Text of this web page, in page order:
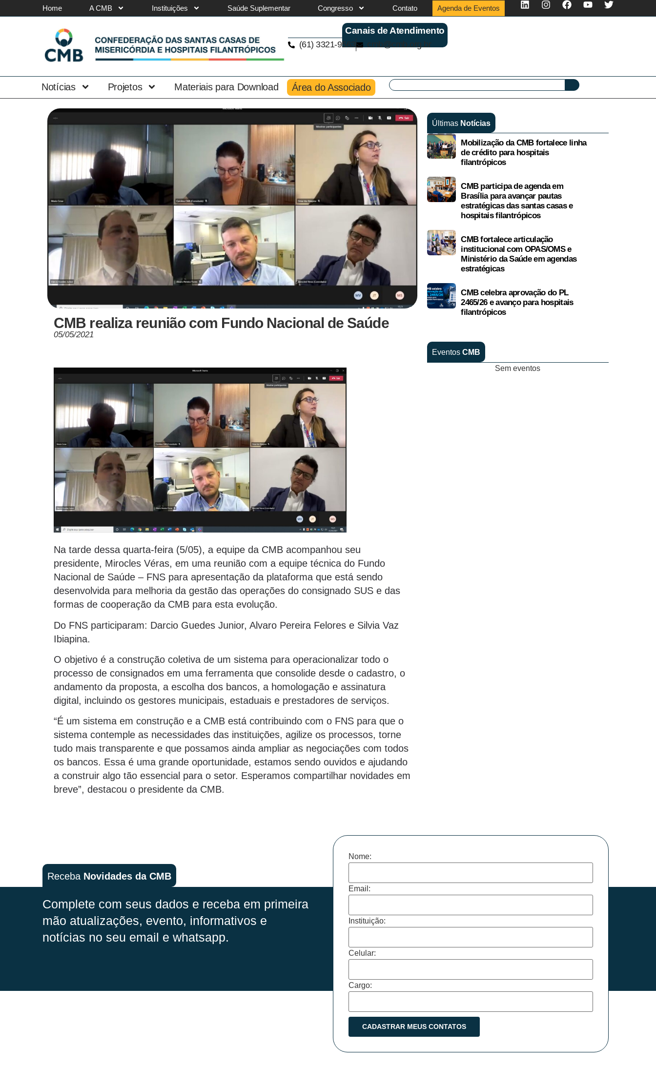
Home A CMB Instituições Saúde Suplementar Congresso Contato Agenda de Eventos
Canais de Atendimento
(61) 3321-9563 cmb@cmb.org.br
Notícias Projetos Materiais para Download Área do Associado
CMB realiza reunião com Fundo Nacional de Saúde
05/05/2021
Na tarde dessa quarta-feira (5/05), a equipe da CMB acompanhou seu
presidente, Mirocles Véras, em uma reunião com a equipe técnica do Fundo
Nacional de Saúde – FNS para apresentação da plataforma que está sendo
desenvolvida para melhoria da gestão das operações do consignado SUS e das
formas de cooperação da CMB para esta evolução.
Do FNS participaram: Darcio Guedes Junior, Alvaro Pereira Felores e Silvia Vaz
Ibiapina.
O objetivo é a construção coletiva de um sistema para operacionalizar todo o
processo de consignados em uma ferramenta que consolide desde o cadastro, o
andamento da proposta, a escolha dos bancos, a homologação e assinatura
digital, incluindo os gestores municipais, estaduais e prestadores de serviços.
“É um sistema em construção e a CMB está contribuindo com o FNS para que o
sistema contemple as necessidades das instituições, agilize os processos, torne
tudo mais transparente e que possamos ainda ampliar as negociações com todos
os bancos. Essa é uma grande oportunidade, estamos sendo ouvidos e ajudando
a construir algo tão essencial para o setor. Esperamos compartilhar novidades em
breve”, destacou o presidente da CMB.
Últimas Notícias
Mobilização da CMB fortalece linha
de crédito para hospitais
filantrópicos
CMB participa de agenda em
Brasília para avançar pautas
estratégicas das santas casas e
hospitais filantrópicos
CMB fortalece articulação
institucional com OPAS/OMS e
Ministério da Saúde em agendas
estratégicas
CMB celebra aprovação do PL
2465/26 e avanço para hospitais
filantrópicos
Eventos CMB
Sem eventos
Receba Novidades da CMB
Complete com seus dados e receba em primeira
mão atualizações, evento, informativos e
notícias no seu email e whatsapp.
Nome:
Email:
Instituição:
Celular:
Cargo: